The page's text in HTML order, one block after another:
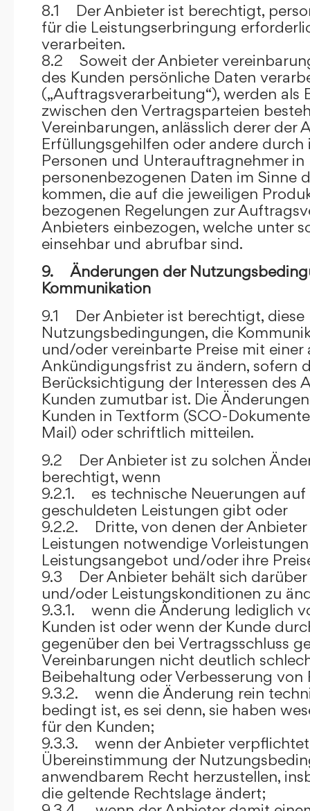
8.1 Der Anbieter ist berechtigt,
für die Leistungserbringung
verarbeiten.
8.2 Soweit der Anbieter
des Kunden persönliche Daten
(„Auftragsverarbeitung“), werden als
zwischen den Vertragsparteien
Vereinbarungen, anlässlich derer der
Erfüllungsgehilfen oder andere
Personen und Unterauftragnehmer
personenbezogenen Daten im Sinne
kommen, die auf die jeweiligen
bezogenen Regelungen zur
Anbieters einbezogen, welche unter
einsehbar und abrufbar sind.
9. Änderungen der
Kommunikation
9.1 Der Anbieter ist berechtigt, diese
Nutzungsbedingungen, die
und/oder vereinbarte Preise mit einer
Ankündigungsfrist zu ändern, sofern
Berücksichtigung der Interessen des
Kunden zumutbar ist. Die
Kunden in Textform (SCO-
Mail) oder schriftlich mitteilen.
9.2 Der Anbieter ist zu solchen
berechtigt, wenn
9.2.1. es technische Neuerungen
geschuldeten Leistungen gibt oder
9.2.2. Dritte, von denen der Anbieter
Leistungen notwendige
Leistungsangebot und/oder ihre
9.3 Der Anbieter behält sich darüber
und/oder Leistungskonditionen zu
9.3.1. wenn die Änderung lediglich
Kunden ist oder wenn der Kunde
gegenüber den bei Vertragsschluss
Vereinbarungen nicht deutlich
Beibehaltung oder Verbesserung
9.3.2. wenn die Änderung rein
bedingt ist, es sei denn, sie haben
für den Kunden;
9.3.3. wenn der Anbieter verpflichtet
Übereinstimmung der
anwendbarem Recht herzustellen,
die geltende Rechtslage ändert;